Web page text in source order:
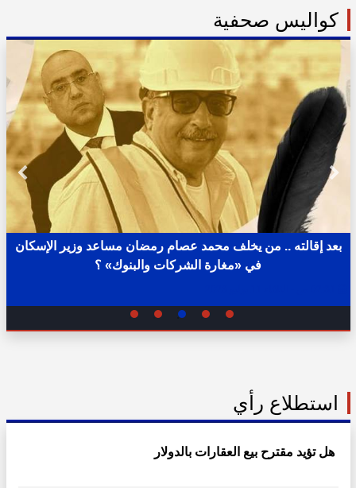
كواليس صحفية
بعد إقالته .. من يخلف محمد عصام رمضان مساعد وزير الإسكان
في «مغارة الشركات والبنوك» ؟
استطلاع رأي
هل تؤيد مقترح بيع العقارات بالدولار